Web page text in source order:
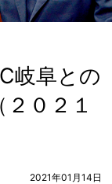
岐阜との
０２１
2021年01月14日